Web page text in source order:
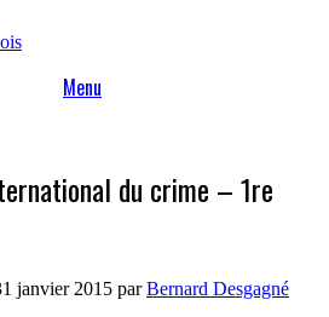
Menu
du crime – 1re
janvier 2015 parBernard Desgagné